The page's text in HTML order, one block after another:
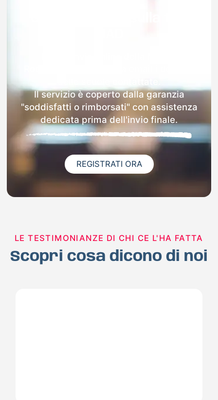
Il servizio è coperto dalla garanzia
"soddisfatti o rimborsati" con assistenza
dedicata prima dell'invio finale.
REGISTRATI ORA
LE TESTIMONIANZE DI CHI CE L'HA FATTA
Scopri cosa dicono di noi